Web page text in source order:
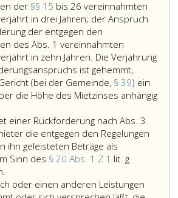
Rückersatz
des
Aufwandes,
den
der
Vermieter
dem
bisherigen
nach
Paragraph
10,
zu
hat;
für
den
Verzicht
des
Vermieters
auf
den
Kündigungsgrund
Paragraph
30,
Absatz
2,
4
der §§ 15 bis 26 vereinnahmten
in drei Jahren; der Anspruch
der entgegen den
des Abs. 1 vereinnahmten
in zehn Jahren. Die Verjährung
ist gehemmt,
(bei der Gemeinde, § 39) ein
die Höhe des Mietzinses anhängig
einer Rückforderung nach Abs. 3
die entgegen den Regelungen
ihn geleisteten Beträge als
Sinn des § 20 Abs. 1 Z 1 lit. g
einer
oder einen anderen Leistungen